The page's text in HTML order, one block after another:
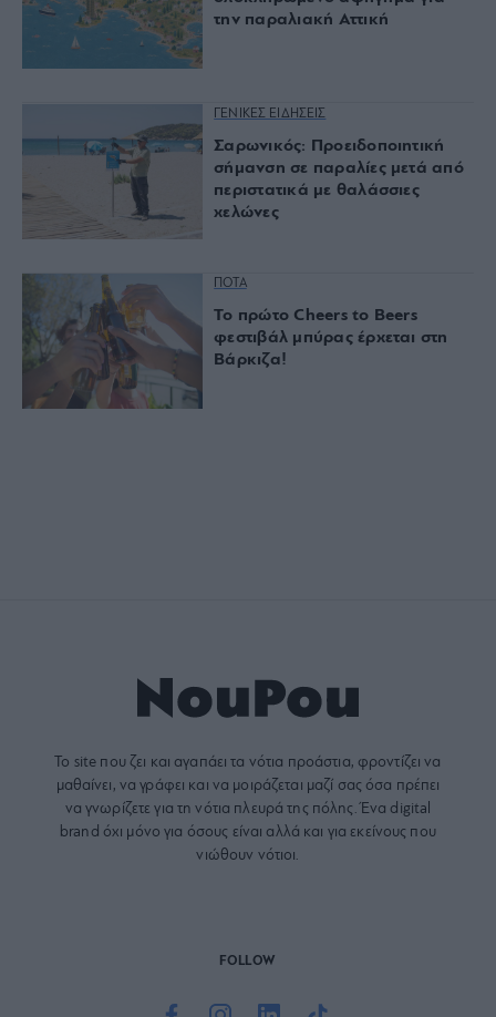
την παραλιακή Αττική
ΓΕΝΙΚΕΣ ΕΙΔΗΣΕΙΣ
Σαρωνικός: Προειδοποιητική
σήμανση σε παραλίες μετά από
περιστατικά με θαλάσσιες
χελώνες
ΠΟΤΑ
Το πρώτο Cheers to Beers
φεστιβάλ μπύρας έρχεται στη
Βάρκιζα!
Το site που ζει και αγαπάει τα νότια προάστια, φροντίζει να
μαθαίνει, να γράφει και να μοιράζεται μαζί σας όσα πρέπει
να γνωρίζετε για τη νότια πλευρά της πόλης. Ένα digital
brand όχι μόνο για όσους είναι αλλά και για εκείνους που
νιώθουν νότιοι.
FOLLOW